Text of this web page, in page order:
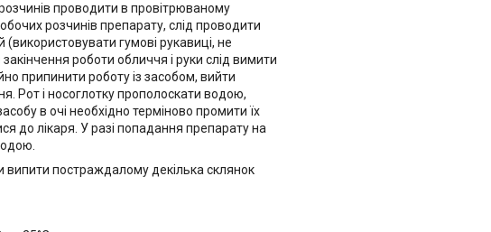
проводити в провітрюваному
розчинів препарату, слід проводити
гумові рукавиці, не
роботи обличчя і руки слід вимити
припинити роботу із засобом, вийти
Рот і носоглотку прополоскати водою,
в очі необхідно терміново промити їх
до лікаря. У разі попадання препарату на
випити постраждалому декілька склянок